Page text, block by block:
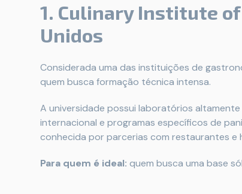
1. Culinary Institute of
Unidos
Considerada uma das instituições de
quem busca formação técnica intensa.
A universidade possui laboratórios
internacional e programas específicos de
conhecida por parcerias com restaurantes e
Para quem é ideal: quem busca uma base